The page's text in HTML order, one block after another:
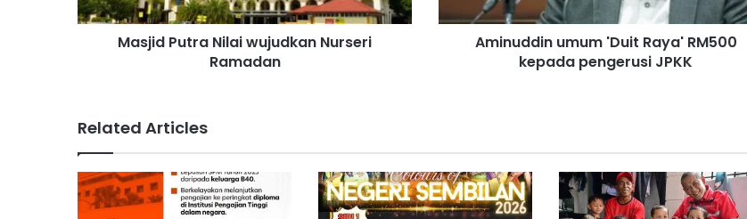
u
t
a
i
w
u
Masjid Putra Nilai wujudkan Nurseri
Ramadan
n
u
i
t
R
Aminuddin umum 'Duit Raya' RM500
kepada pengerusi JPKK
Related Articles